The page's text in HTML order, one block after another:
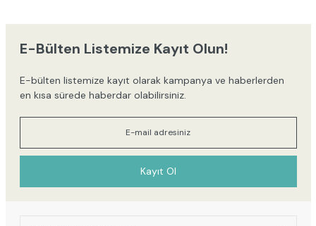
Ürün resmi kalitesiz, bozuk veya görüntülenemiyor.
Ürün açıklamasında eksik bilgiler bulunuyor.
Ürün fiyatı diğer sitelerden daha pahalı.
Bu ürüne benzer farklı alternatifler olmalı.
E-Bülten Listemize Kayıt Olun!
E-bülten listemize kayıt olarak kampanya ve haberlerden
en kısa sürede haberdar olabilirsiniz.
Kayıt Ol